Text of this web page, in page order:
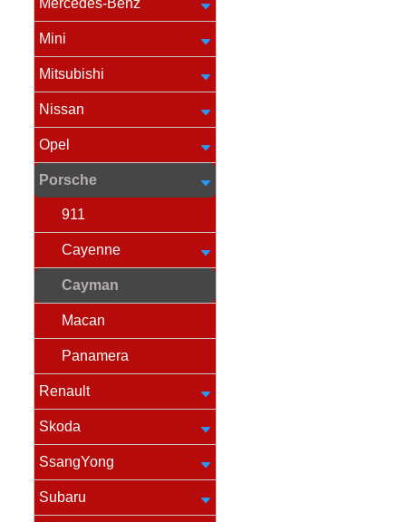
Mercedes-Benz
Mini
Mitsubishi
Nissan
Opel
Porsche
911
Cayenne
Cayman
Macan
Panamera
Renault
Skoda
SsangYong
Subaru